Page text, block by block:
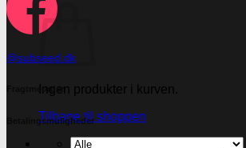
Ingen produkter i kurven.
Tilbage til shoppen
@subseed.dk
Fragtmetoder
Betalingsmuligheder